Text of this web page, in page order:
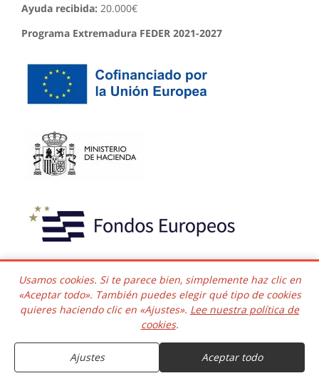
Ayuda recibida: 20.000€
Programa Extremadura FEDER 2021-2027
Copyright © 2016 - 2026 Todos los derechos reservados.
Desarrollado e integrado
Kaframa Technology SL CIF B06758361. Poligono el Nevero
Usamos cookies. Si te parece bien, simplemente haz clic en
«Aceptar todo». También puedes elegir qué tipo de cookies
quieres haciendo clic en «Ajustes». Lee nuestra política de
cookies.
Ajustes Aceptar todo